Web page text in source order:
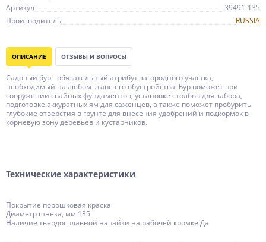
Артикул
39491-135
Производитель
RUSSIA
ОПИСАНИЕ ОТЗЫВЫ И ВОПРОСЫ
Садовый бур - обязательный атрибут загородного участка,
необходимый на любом этапе его обустройства. Бур поможет при
сооружении свайных фундаментов, установке столбов для забора,
подготовке аккуратных ям для саженцев, а также поможет пробурить
глубокие отверстия в грунте для внесения удобрений и подкормок в
корневую зону деревьев и кустарников.
Технические характеристики
Покрытие порошковая краска
Диаметр шнека, мм 135
Наличие твердосплавной напайки на рабочей кромке Да